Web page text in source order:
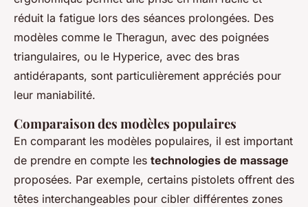
réduit la fatigue lors des séances prolongées. Des
modèles comme le Theragun, avec des poignées
triangulaires, ou le Hyperice, avec des bras
antidérapants, sont particulièrement appréciés pour
leur maniabilité.
Comparaison des modèles populaires
En comparant les modèles populaires, il est important
de prendre en compte les technologies de massage
proposées. Par exemple, certains pistolets offrent des
têtes interchangeables pour cibler différentes zones